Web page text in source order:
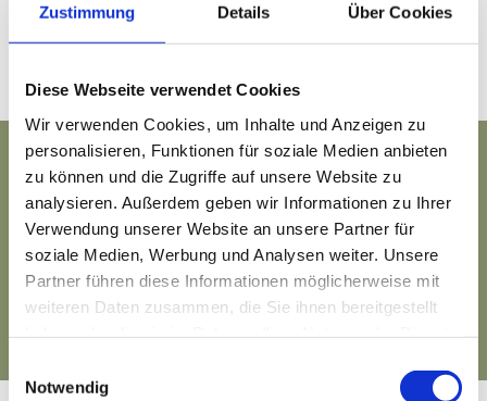
Zustimmung Details Über Cookies
Diese Webseite verwendet Cookies
Wir verwenden Cookies, um Inhalte und Anzeigen zu
personalisieren, Funktionen für soziale Medien anbieten
zu können und die Zugriffe auf unsere Website zu
analysieren. Außerdem geben wir Informationen zu Ihrer
Verwendung unserer Website an unsere Partner für
soziale Medien, Werbung und Analysen weiter. Unsere
Partner führen diese Informationen möglicherweise mit
weiteren Daten zusammen, die Sie ihnen bereitgestellt
Notwendig
Du möchtest in einem innovativen, jungen Unternehmen arbeiten,
Wir freuen uns darauf, Dich kennenzulernen!
Ansprech­partnerin
Yvonne Sutter
+49 (0) 7563 9090 653
seidabei@heimat-baerenweiler.de